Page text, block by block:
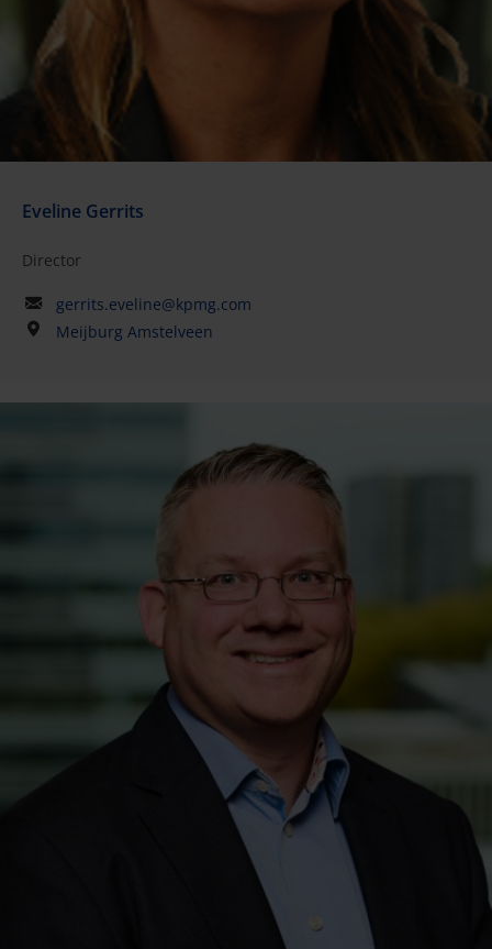
Eveline Gerrits
Director
gerrits.eveline@kpmg.com
Meijburg Amstelveen